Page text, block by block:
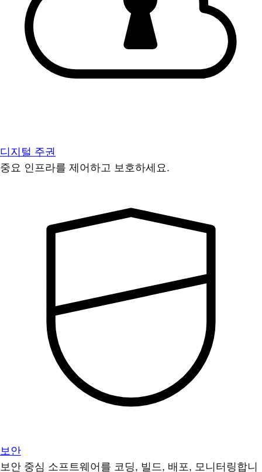
디지털 주권
중요 인프라를 제어하고 보호하세요.
보안
보안 중심 소프트웨어를 코딩, 빌드, 배포, 모니터링합니